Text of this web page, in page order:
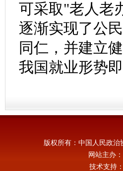
可采取"老人老
逐渐实现了公
同仁，并建立
我国就业形势
版权所有：中国人民政
网站主办
技术支持